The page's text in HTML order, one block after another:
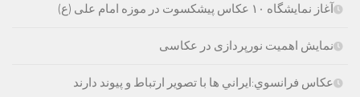
آغاز نمایشگاه ۱۰ عکاس پیشکسوت در موزه امام علی (ع)
نمایش اهمیت نورپردازی در عکاسی
عكاس فرانسوي:ايراني ها با تصوير ارتباط و پيوند دارند